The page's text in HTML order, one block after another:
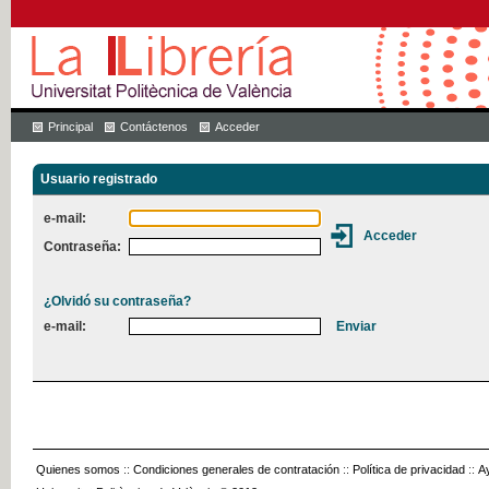
Principal Contáctenos Acceder
Usuario registrado
e-mail:
Contraseña:
¿Olvidó su contraseña?
e-mail:
Quienes somos :: Condiciones generales de contratación :: Política de privacidad ::